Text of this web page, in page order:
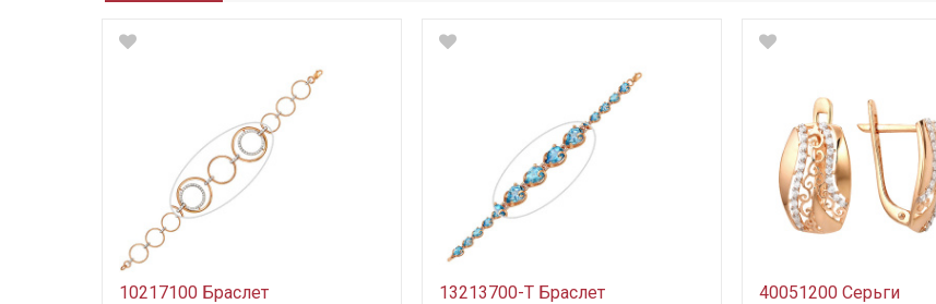
10217100 Браслет 13213700-Т Браслет 40051200 Серьги